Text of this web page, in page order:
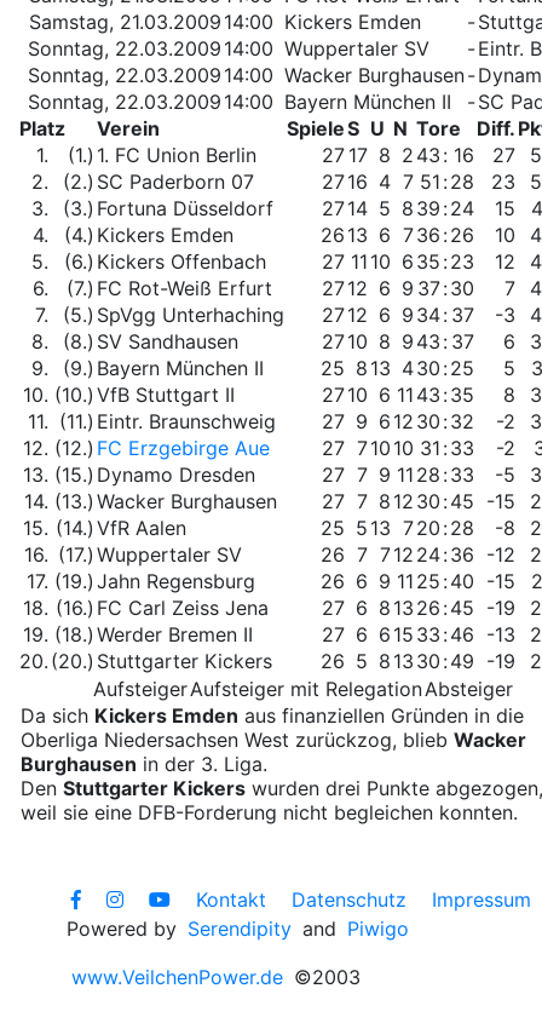
Samstag, 21.03.2009 14:00 Kickers Emden -
Sonntag, 22.03.2009 14:00 Wuppertaler SV -Eintr.
Sonntag, 22.03.2009 14:00 Wacker Burghausen-
Sonntag, 22.03.2009 14:00 Bayern München II -SC
Platz
Verein SpieleS U N Tore Diff.
1.
(1.) 1. FC Union Berlin 27 17 8 2 43 : 16 27
2.
(2.) SC Paderborn 07 2716 4 7 51 :28 23
3.
(3.) Fortuna Düsseldorf 2714 5 8 39 :24 15
4.
(4.) Kickers Emden 26 13 6 736 :26 10
5.
(6.) Kickers Offenbach 27 11 10 6 35 :23 12
6.
(7.) FC Rot-Weiß Erfurt 2712 6 9 37:30 7
7.
(5.) SpVgg Unterhaching 2712 6 9 34: 37 -3
8.
(8.) SV Sandhausen 2710 8 9 43 : 37 6
9.
(9.) Bayern München II 25 8 13 430 :25 5
10. (10.) VfB Stuttgart II 2710 6 11 43 :35 8
11. (11.) Eintr. Braunschweig 27 9 6 12 30 :32 -2
12. (12.) FC Erzgebirge Aue 27 710 10 31 :33 -2
13. (15.) Dynamo Dresden 27 7 9 11 28 :33 -5
14. (13.) Wacker Burghausen 27 7 8 12 30 :45 -15
15. (14.) VfR Aalen 25 5 13 720 :28 -8
16. (17.) Wuppertaler SV 26 7 712 24:36 -12
17. (19.) Jahn Regensburg 26 6 9 11 25 :40 -15
18. (16.) FC Carl Zeiss Jena 27 6 8 13 26 :45 -19
19. (18.) Werder Bremen II 27 6 6 15 33 :46 -13
20. (20.) Stuttgarter Kickers 26 5 8 13 30 :49 -19
AufsteigerAufsteiger mit RelegationAbsteiger
Da sich Kickers Emden aus finanziellen Gründen in die
Oberliga Niedersachsen West zurückzog, blieb Wacker
Burghausen in der 3. Liga.
Den Stuttgarter Kickers wurden drei Punkte abgezogen,
weil sie eine DFB-Forderung nicht begleichen konnten.
Kontakt Datenschutz
Impressum
Powered by Serendipity and Piwigo
www.VeilchenPower.de ©2003